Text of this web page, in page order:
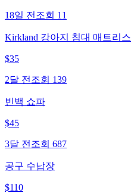
18일 전 조회 11
Kirkland 강아지 침대 매트리스
$35
2달 전 조회 139
빈백 쇼파
$45
3달 전 조회 687
공구 수납장
$110